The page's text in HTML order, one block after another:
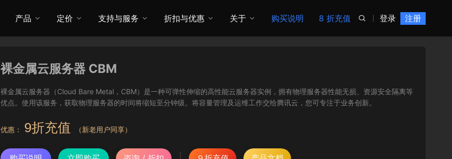
登录 注册

产品 定价 支持与服务 折扣与优惠 关于 购买说明 8 折充值
裸金属云服务器 CBM
裸金属云服务器（Cloud Bare Metal，CBM）是一种可弹性伸缩的高性能云服务器实例，拥有物理服务器性能无损、资源安全隔离等
优点。使用该服务，获取物理服务器的时间将缩短至分钟级。将容量管理及运维工作交给腾讯云，您可专注于业务创新。
优惠： 9折充值 （新老用户同享）